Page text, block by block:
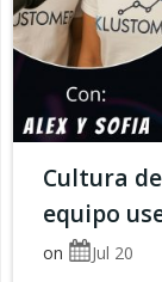
Cultura
equipo
on Jul 20